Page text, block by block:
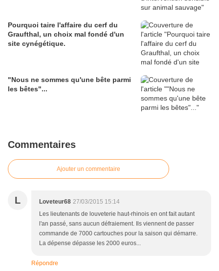
Pourquoi taire l'affaire du cerf du
Graufthal, un choix mal fondé d'un
site cynégétique.
"Nous ne sommes qu'une bête parmi
les bêtes"...
Commentaires
Ajouter un commentaire
L Loveteur68 27/03/2015 15:14
Les lieutenants de louveterie haut-rhinois en ont fait autant
l'an passé, sans aucun défraiement. Ils viennent de passer
commande de 7000 cartouches pour la saison qui démarre.
La dépense dépasse les 2000 euros...
Répondre